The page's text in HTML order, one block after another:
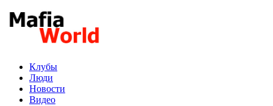
Перейти к основному содержанию
Клубы
Люди
Новости
Видео